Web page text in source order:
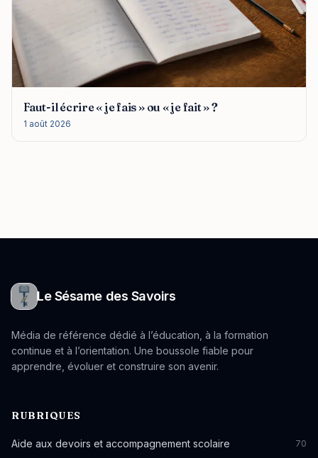
Faut-il écrire « je fais » ou « je fait » ?
1 août 2026
Le Sésame des Savoirs
Média de référence dédié à l’éducation, à la formation
continue et à l’orientation. Une boussole fiable pour
apprendre, évoluer et construire son avenir.
RUBRIQUES
Aide aux devoirs et accompagnement scolaire 70